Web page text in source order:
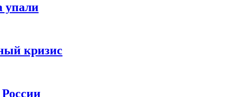
упали
кризис